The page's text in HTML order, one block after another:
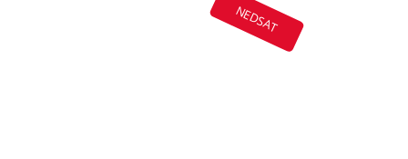
NEDSAT